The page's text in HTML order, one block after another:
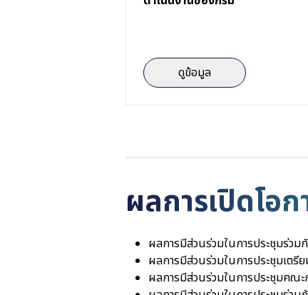
ดูข้อมูล
ผลการเปิดโอ
ผลการมีส่วนร่วมในการประชุมร่วม
ผลการมีส่วนร่วมในการประชุมเตรี
ผลการมีส่วนร่วมในการประชุมคณ